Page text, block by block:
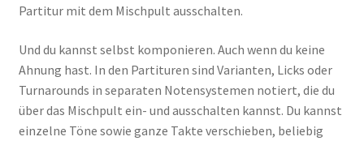
Partitur mit dem Mischpult ausschalten.
Und du kannst selbst komponieren. Auch wenn du keine
Ahnung hast. In den Partituren sind Varianten, Licks oder
Turnarounds in separaten Notensystemen notiert, die du
über das Mischpult ein- und ausschalten kannst. Du kannst
einzelne Töne sowie ganze Takte verschieben, beliebig